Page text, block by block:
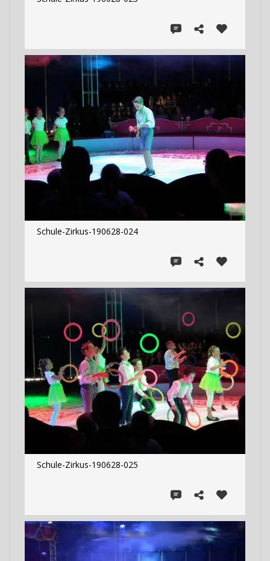
Schule-Zirkus-190628-024
Schule-Zirkus-190628-025